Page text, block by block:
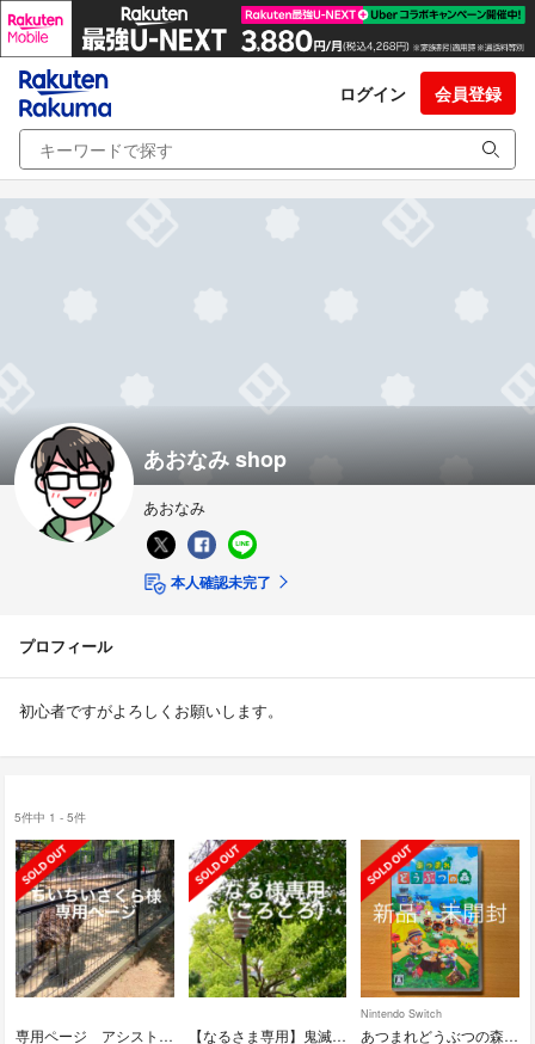
ログイン 会員登録
あおなみ shop
あおなみ
本人確認未完了
プロフィール
初心者ですがよろしくお願いします。
5件中 1 - 5件
専用ページ アシストフック6本 【なるさま専用】鬼滅の刃 竈門禰豆子 口枷
Nintendo Switch
あつまれどうぶつの森 Switch